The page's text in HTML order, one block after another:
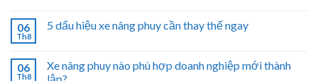
06
Th8
5 dấu hiệu xe nâng phuy cần thay thế ngay
06
Th8
Xe nâng phuy nào phù hợp doanh nghiệp mới thành
lập?